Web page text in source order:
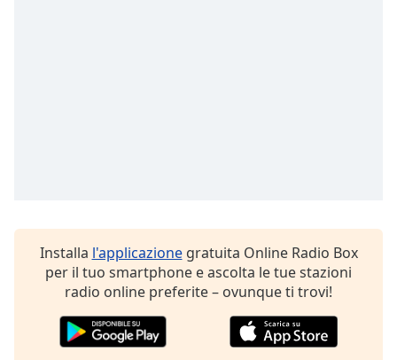
Opacity
Installa l'applicazionegratuita Online Radio Box
per il tuo smartphone e ascolta le tue stazioni
radio online preferite – ovunque ti trovi!